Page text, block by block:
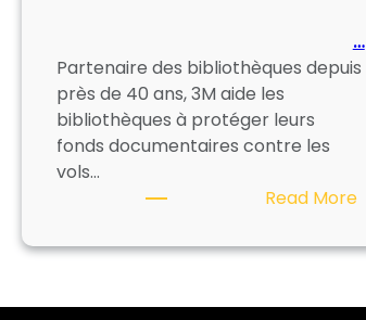
…
Partenaire des bibliothèques depuis
près de 40 ans, 3M aide les
bibliothèques à protéger leurs
fonds documentaires contre les
vols…
Read More: